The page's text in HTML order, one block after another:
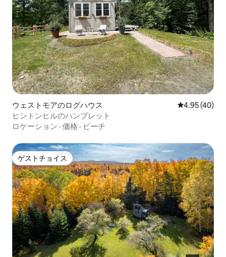
ウェストモアのログハウス レビュー40
4.95 (40)
ヒントンヒルのハンブレット
ロケーション · 価格 · ビーチ
ゲストチョイス
ゲストチョイス